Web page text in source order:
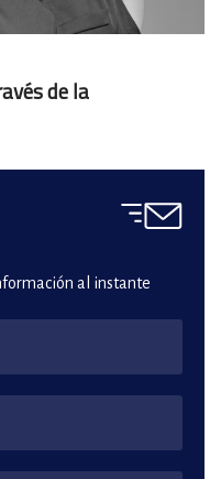
de la
al instante